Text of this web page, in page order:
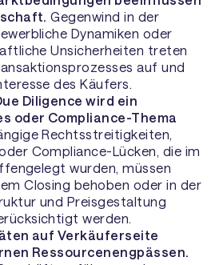
Gegenwind in der
Dynamiken oder
Unsicherheiten treten
auf und
des Käufers.
Diligence wird ein
oder Compliance-Thema
Rechtsstreitigkeiten,
Compliance-Lücken, die im
wurden, müssen
Closing behoben oder in der
und Preisgestaltung
werden.
auf Verkäuferseite
Ressourcenengpässen.